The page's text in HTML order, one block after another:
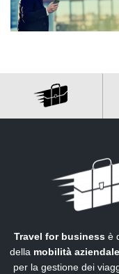
Travel for business è
della mobilità aziendale
per la gestione dei